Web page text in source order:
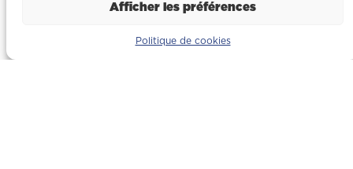
Afficher les préférences
Politique de cookies